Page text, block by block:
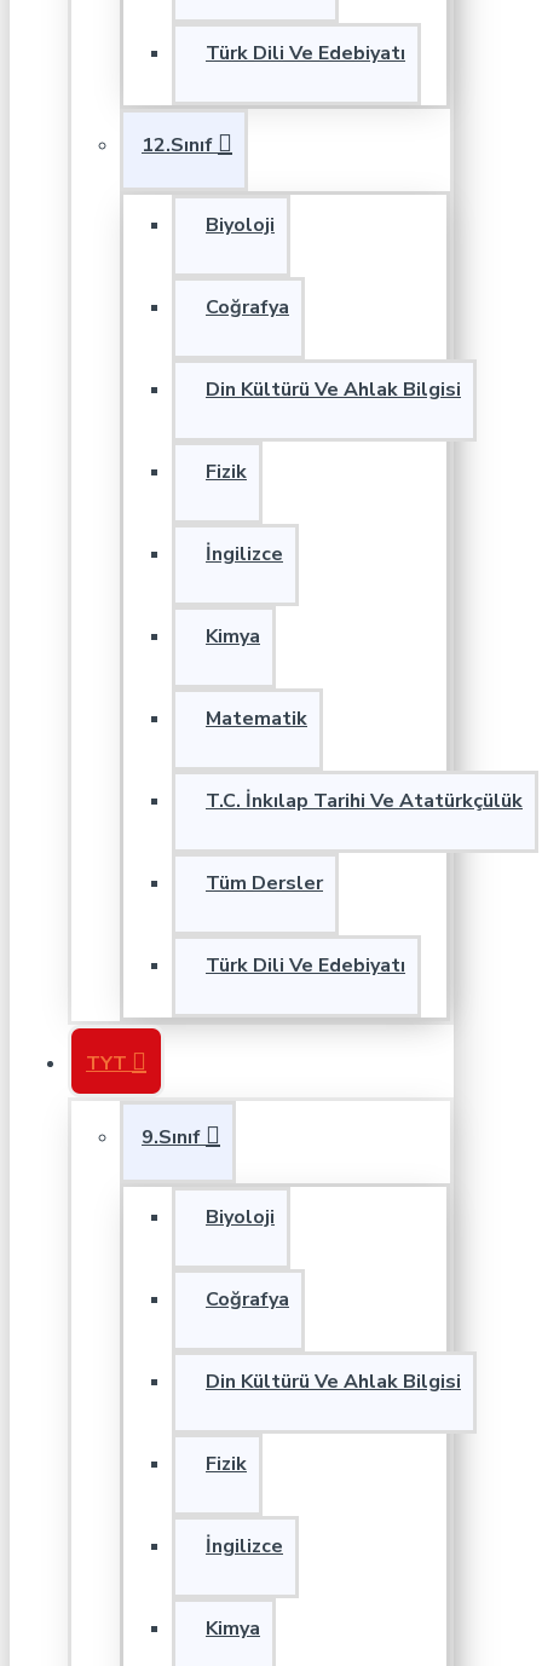
Türk Dili Ve Edebiyatı
12.Sınıf
Biyoloji
Coğrafya
Din Kültürü Ve Ahlak Bilgisi
Fizik
İngilizce
Kimya
Matematik
T.C. İnkılap Tarihi Ve Atatürkçülük
Tüm Dersler
Türk Dili Ve Edebiyatı
TYT
9.Sınıf
Biyoloji
Coğrafya
Din Kültürü Ve Ahlak Bilgisi
Fizik
İngilizce
Kimya